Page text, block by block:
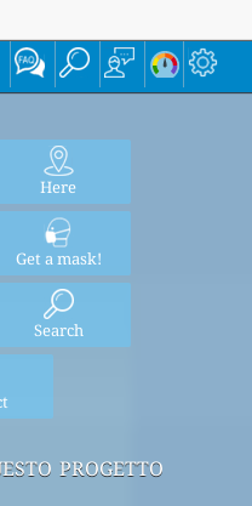
Here
Get a mask!
Search
progetto